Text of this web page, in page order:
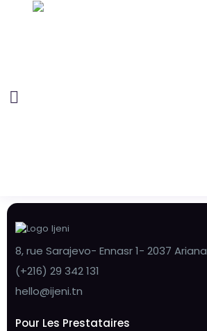
8, rue Sarajevo- Ennasr 1- 2037 Ariana
(+216) 29 342 131
hello@ijeni.tn
Pour Les Prestataires